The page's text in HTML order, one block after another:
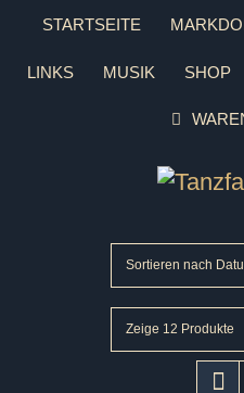
Zum
springen
STARTSEITE
LINKS MUSIK SHOP
Sortieren nach
Zeige 12 Produkte